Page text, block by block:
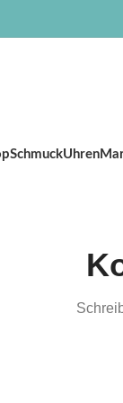
SchmuckUhren